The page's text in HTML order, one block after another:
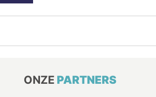
ONZE PARTNERS